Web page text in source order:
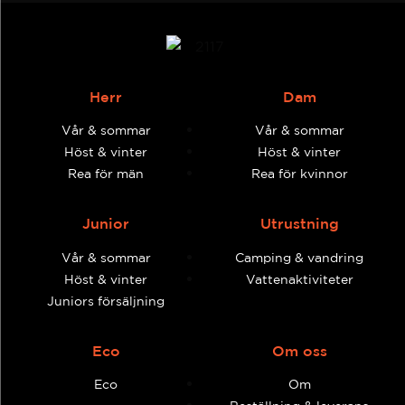
Herr
Vår & sommar
Höst & vinter
Rea för män
Dam
Vår & sommar
Höst & vinter
Rea för kvinnor
Junior
Vår & sommar
Höst & vinter
Juniors försäljning
Utrustning
Camping & vandring
Vattenaktiviteter
Eco
Eco
Om oss
Om